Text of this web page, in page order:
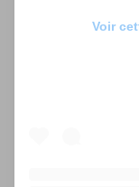
Voir